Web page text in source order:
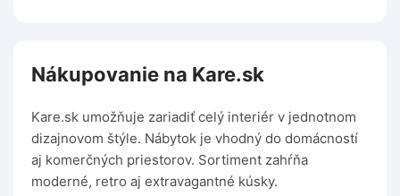
Nákupovanie na Kare.sk
Kare.sk umožňuje zariadiť celý interiér v jednotnom
dizajnovom štýle. Nábytok je vhodný do domácností
aj komerčných priestorov. Sortiment zahŕňa
moderné, retro aj extravagantné kúsky.